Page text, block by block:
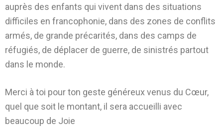
auprès des enfants qui vivent dans des situations
difficiles en francophonie, dans des zones de conflits
armés, de grande précarités, dans des camps de
réfugiés, de déplacer de guerre, de sinistrés partout
dans le monde.
Merci à toi pour ton geste généreux venus du Cœur,
quel que soit le montant, il sera accueilli avec
beaucoup de Joie